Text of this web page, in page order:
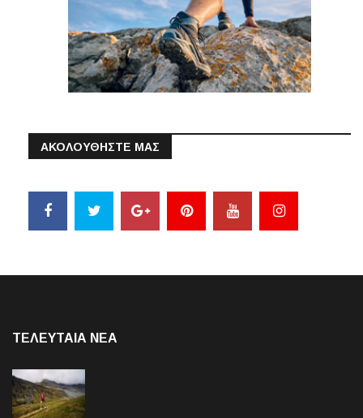
ΑΚΟΛΟΥΘΗΣΤΕ ΜΑΣ
ΤΕΛΕΥΤΑΙΑ NEA